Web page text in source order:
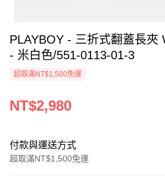
PLAYBOY - 三折式翻蓋長夾 White Bunny系列
- 米白色/551-0113-01-3
超取滿NT$1,500免運
NT$2,980
付款與運送方式
超取滿NT$1,500免運